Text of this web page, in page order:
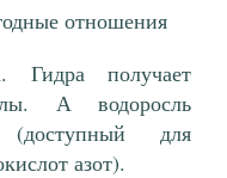
отношения
Гидра получает
А водоросль
(доступный для
азот).